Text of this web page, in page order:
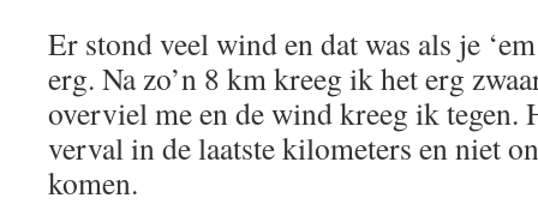
Er stond veel wind en dat was als je
erg. Na zo’n 8 km kreeg ik het erg
overviel me en de wind kreeg ik tegen.
verval in de laatste kilometers en niet
komen.